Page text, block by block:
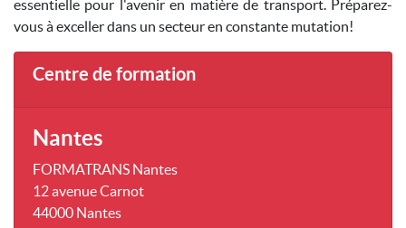
essentielle pour l'avenir en matière de transport. Préparez-
vous à exceller dans un secteur en constante mutation!
Centre de formation
Nantes
FORMATRANS Nantes
12 avenue Carnot
44000 Nantes